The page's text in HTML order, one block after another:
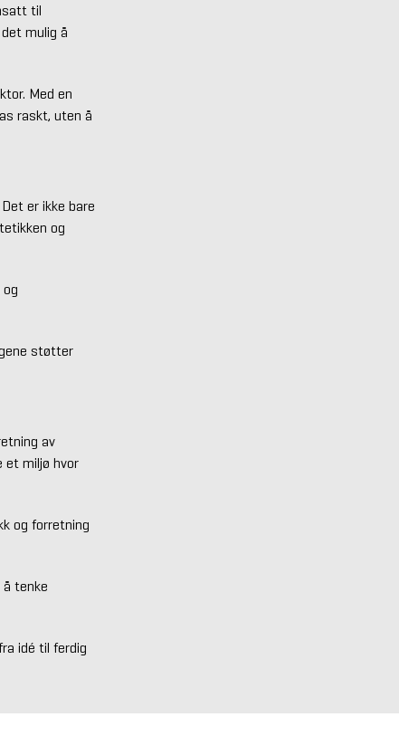
til
mulig å
Med en
raskt, uten å
er ikke bare
og
støtter
av
et miljø hvor
og forretning
tenke
idé til ferdig